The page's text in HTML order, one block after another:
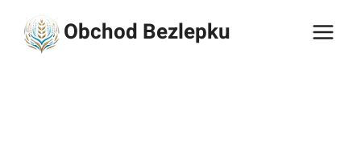
obsah
Obchod Bezlepku